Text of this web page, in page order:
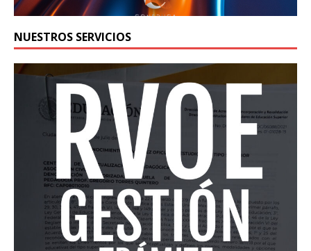
NUESTROS SERVICIOS